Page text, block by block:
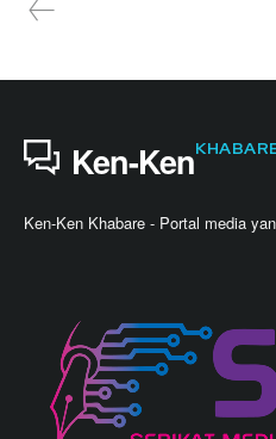
Ken-Ken
Ken-Ken Khabare - Portal media